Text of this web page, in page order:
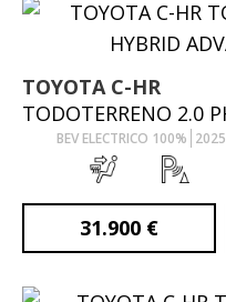
TOYOTA C-HR
BEV ELECTRICO 100% 2025
31.900 €